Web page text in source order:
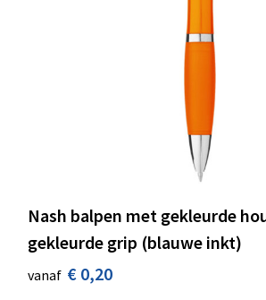
Nash balpen met gekleurde
gekleurde grip (blauwe inkt)
vanaf € 0,20